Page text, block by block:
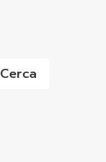
Cerca